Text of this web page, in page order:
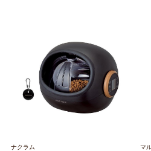
ナクラム マ